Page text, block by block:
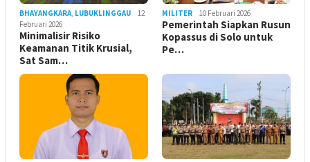
BHAYANGKARA LUBUKLINGGAU
12
Februari 2026
Minimalisir Risiko
Keamanan Titik Krusial,
Sat Sam…
MILITER 10 Februari 2026
Pemerintah Siapkan Rusun
Kopassus di Solo untuk
Pe…